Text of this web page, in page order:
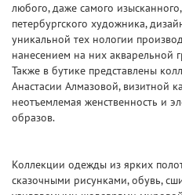
любого, даже самого
петербургского художника,
уникальной тех нологии
нанесением на них акварельной
Также в бутике представлены
Анастасии Алмазовой, визитной
неотъемлемая женственность и
образов.
Коллекции одежды из ярких
сказочными рисунками, обувь,